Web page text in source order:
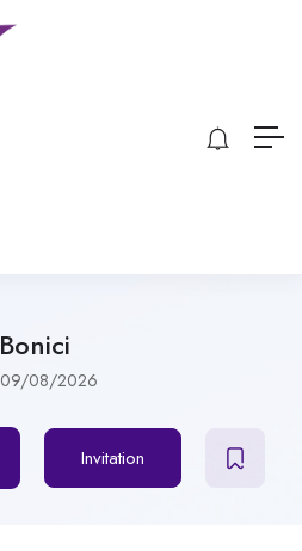
Bonici
09/08/2026
Invitation